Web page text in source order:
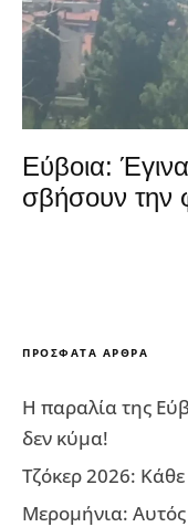
Εύβοια:
σβήσουν την
ΠΡΌΣΦΑΤΑ ΆΡΘΡΑ
Η παραλία της
δεν κύμα!
Τζόκερ 2026: Κάθε
Μερομήνια: Αυτός